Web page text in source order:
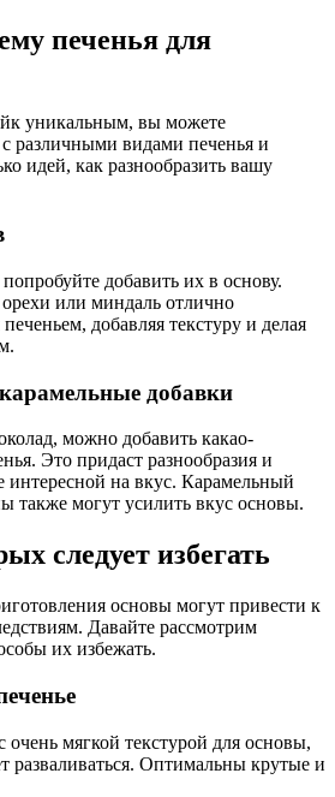
печенья для
уникальным, вы можете
различными видами печенья и
идей, как разнообразить вашу
добавить их в основу.
или миндаль отлично
добавляя текстуру и делая
добавки
можно добавить какао-
Это придаст разнообразия и
интересной на вкус. Карамельный
также могут усилить вкус основы.
следует избегать
основы могут привести к
Давайте рассмотрим
их избежать.
очень мягкой текстурой для основы,
разваливаться. Оптимальны крутые и